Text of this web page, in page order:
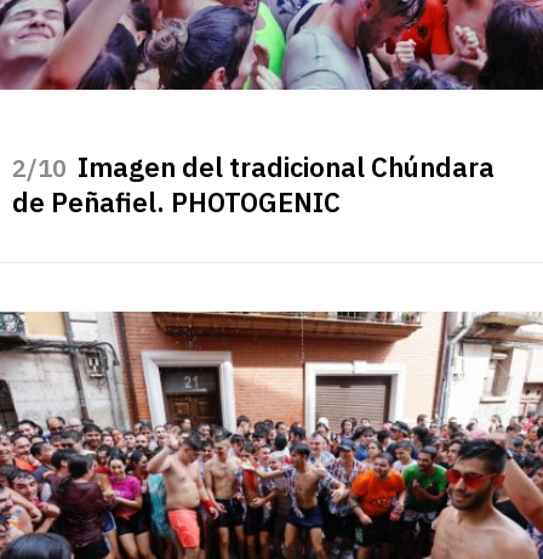
/10 Imagen del tradicional Chúndara
de Peñafiel. PHOTOGENIC